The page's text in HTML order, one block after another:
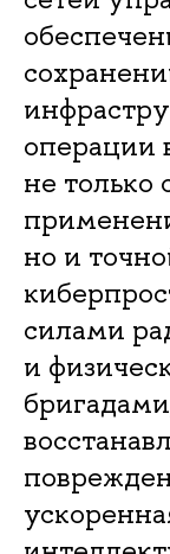
операции
не только
но и
силами
и